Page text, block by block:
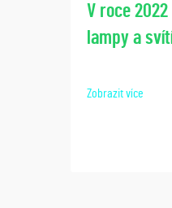
V roce
lampy a
Zobrazit více